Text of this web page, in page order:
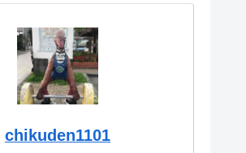
chikuden1101